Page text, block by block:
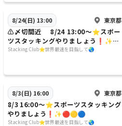
8/24(日) 13:00 東京都
⚠️〆切間近 8/24 13:00〜⭐️スポー
ツスタッキングやりましょう❗️✨🔴
🟡🔵
Stacking Club⭐️世界最速を目指して🌏
8/3(日) 16:00 東京都
8/3 16:00〜⭐️スポーツスタッキング
やりましょう❗️✨🔴🟡🔵
Stacking Club⭐️世界最速を目指して🌏